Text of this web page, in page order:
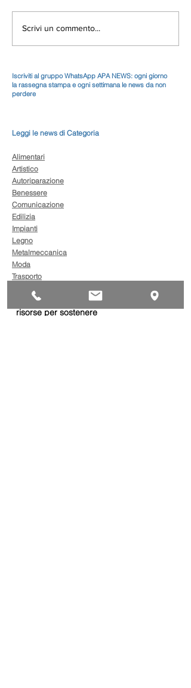
Scrivi un commento...
Iscriviti al gruppo WhatsApp APA NEWS: ogni giorno
la rassegna stampa e ogni settimana le news da non
perdere
Leggi le news di Categoria
Alimentari
Artistico
Autoriparazione
Benessere
Comunicazione
Edilizia
Impianti
Legno
Metalmeccanica
Moda
Trasporto
AgevolaCredito: nuove
risorse per sostenere